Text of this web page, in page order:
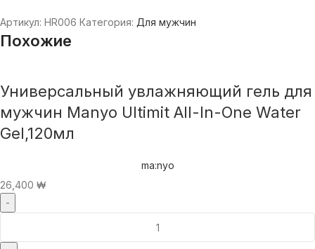
Артикул: HR006 Категория: Для мужчин
Похожие
Универсальный увлажняющий гель для
мужчин Manyo Ultimit All-In-One Water
Gel,120мл
ma:nyo
26,400 ₩